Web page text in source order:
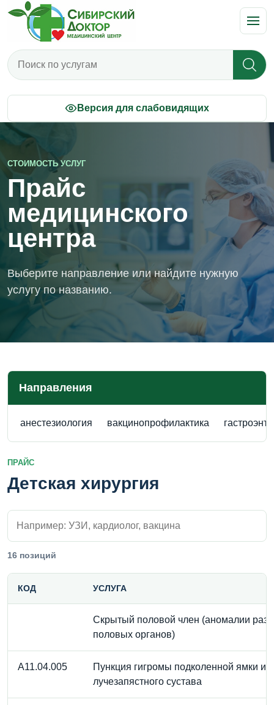
Поиск по прайсу
Версия для слабовидящих
СТОИМОСТЬ УСЛУГ
Прайс
медицинского
центра
Выберите направление или найдите нужную
услугу по названию.
Направления
анестезиология вакцинопрофилактика
ПРАЙС
Детская хирургия
Поиск внутри прайса
16 позиций
КОД УСЛУГА
Скрытый половой член (аномалии
половых органов)
A11.04.005
Пункция гигромы подколенной ямки
лучезапястного сустава